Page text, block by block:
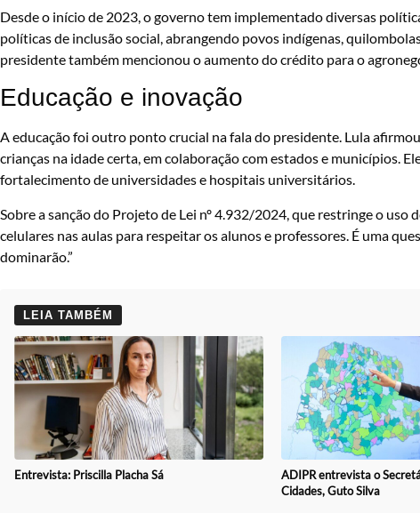
Desde o início de 2023, o governo tem implementado diversas
políticas de inclusão social, abrangendo povos indígenas,
presidente também mencionou o aumento do crédito para o
Educação e inovação
A educação foi outro ponto crucial na fala do presidente. Lula
crianças na idade certa, em colaboração com estados e municípios.
fortalecimento de universidades e hospitais universitários.
Sobre a sanção do Projeto de Lei nº 4.932/2024, que restringe o uso
celulares nas aulas para respeitar os alunos e professores. É uma
dominarão.”
LEIA TAMBÉM
Entrevista: Priscilla Placha Sá
ADIPR entrevista o
Cidades, Guto Silva